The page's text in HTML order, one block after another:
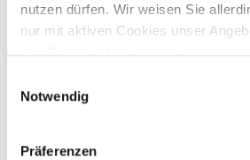
nutzen dürfen. Wir weisen Sie
nur mit aktiven Cookies unser
ist. Weitere Informationen
Notwendig
Präferenzen